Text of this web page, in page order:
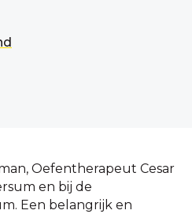
Oefentherapeut Cesar
en bij de
Een belangrijk en